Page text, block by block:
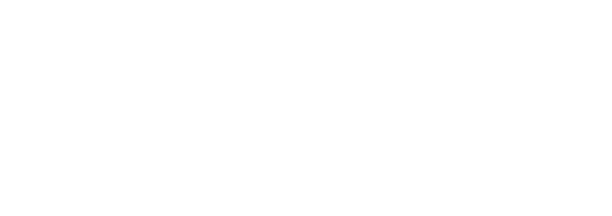
dialyysiklinikkaa yli 30 maassa, joissa voit luottaa korkeatasoiseen hoitoon myös
maailman löydät globaalista portaalistamme.